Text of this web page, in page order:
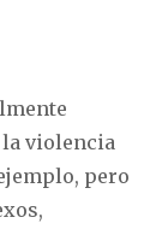
violencia
pero